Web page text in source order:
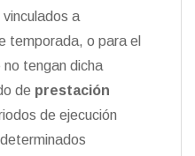
vinculados a
temporada, o para el
tengan dicha
de prestación
de ejecución